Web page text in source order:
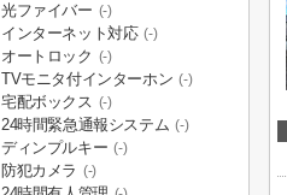
光ファイバー (-)
インターネット対応 (-)
オートロック (-)
TVモニタ付インターホン (-)
宅配ボックス (-)
24時間緊急通報システム (-)
ディンプルキー (-)
防犯カメラ (-)